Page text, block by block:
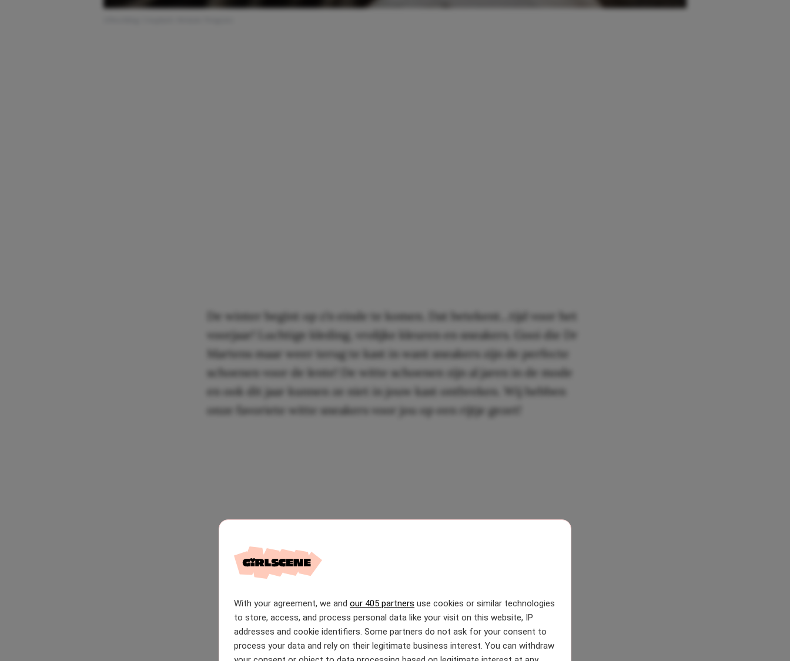
With your agreement, we and our 405 partners use cookies or similar technologies
to store, access, and process personal data like your visit on this website, IP
addresses and cookie identifiers. Some partners do not ask for your consent to
process your data and rely on their legitimate business interest. You can withdraw
De winter begint op z’n einde te komen. Dat betekent…tijd voor het
voorjaar! Luchtige kleding, vrolijke kleuren en sneakers. Gooi die Dr
Martens maar weer terug te kast in want sneakers zijn de perfecte
schoenen voor de lente! De witte schoenen zijn al jaren in de mode
en ook dit jaar kunnen ze niet in jouw kast ontbreken. Wij hebben
onze favoriete witte sneakers voor jou op een rijtje gezet!